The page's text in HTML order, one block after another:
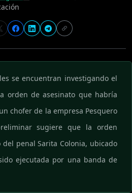
se encuentran investigando el
orden de asesinato que habría
chofer de la empresa Pesquero
sugiere que la orden
penal Sarita Colonia, ubicado
ejecutada por una banda de